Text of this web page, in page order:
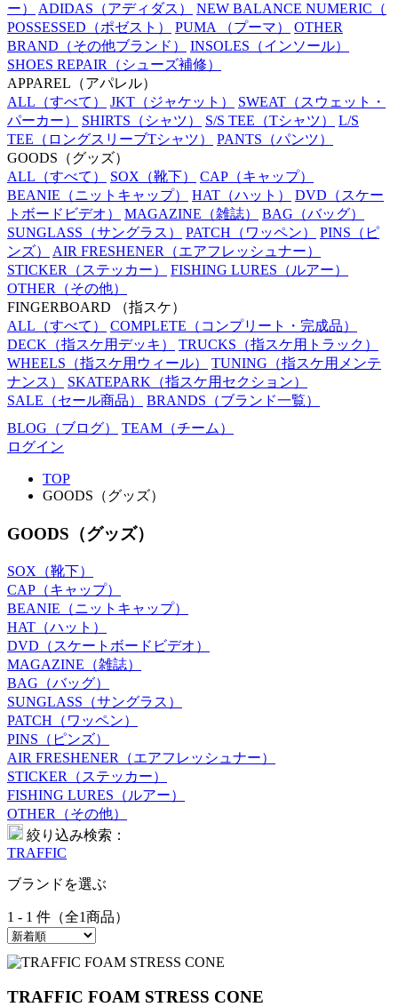
ー）
ADIDAS （アディダス） NEW BALANCE NUMERIC （
POSSESSED （ポゼスト） PUMA （プーマ）
OTHER
BRAND （その他ブランド） INSOLES （インソール）
SHOES REPAIR （シューズ補修）
APPAREL （アパレル）
ALL （すべて） JKT （ジャケット） SWEAT （スウェット・
パーカー）
SHIRTS （シャツ） S/S TEE （Tシャツ）
L/S
TEE （ロングスリーブTシャツ） PANTS （パンツ）
GOODS （グッズ）
ALL （すべて） SOX （靴下） CAP （キャップ）
BEANIE （ニットキャップ） HAT （ハット） DVD （スケー
トボードビデオ）
MAGAZINE （雑誌） BAG （バッグ）
SUNGLASS （サングラス） PATCH （ワッペン） PINS （ピ
ンズ）
AIR FRESHENER （エアフレッシュナー）
STICKER （ステッカー） FISHING LURES （ルアー）
OTHER （その他）
FINGERBOARD
（指スケ）
ALL （すべて） COMPLETE （コンプリート・完成品）
DECK （指スケ用デッキ） TRUCKS （指スケ用トラック）
WHEELS （指スケ用ウィール） TUNING （指スケ用メンテ
ナンス）
SKATEPARK （指スケ用セクション）
SALE （セール商品） BRANDS （ブランド一覧）
BLOG （ブログ） TEAM （チーム）
ログイン
TOP
GOODS（グッズ）
GOODS（グッズ）
SOX（靴下）
CAP（キャップ）
BEANIE（ニットキャップ）
HAT（ハット）
DVD（スケートボードビデオ）
MAGAZINE（雑誌）
BAG（バッグ）
SUNGLASS（サングラス）
PATCH（ワッペン）
PINS（ピンズ）
AIR FRESHENER（エアフレッシュナー）
STICKER（ステッカー）
FISHING LURES（ルアー）
OTHER（その他）
絞り込み検索：
TRAFFIC
ブランドを選ぶ
1 - 1 件（全1商品）
TRAFFIC FOAM STRESS CONE